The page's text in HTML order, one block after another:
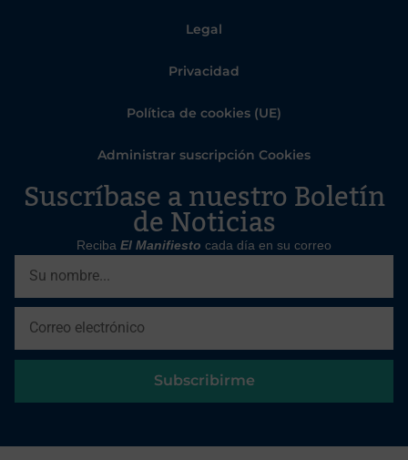
Legal
Privacidad
Política de cookies (UE)
Administrar suscripción Cookies
Suscríbase a nuestro Boletín
de Noticias
Reciba El Manifiesto cada día en su correo
Subscribirme